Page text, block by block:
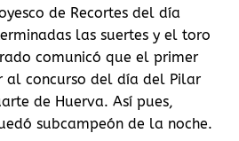
de Recortes del día
las suertes y el toro
comunicó que el primer
al concurso del día del Pilar
de Huerva. Así pues,
subcampeón de la noche.